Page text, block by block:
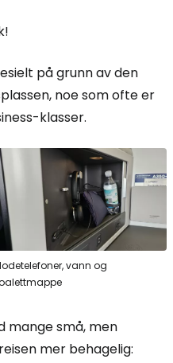
på grunn av den
noe som ofte er
klasser.
vann og
små, men
mer behagelig: